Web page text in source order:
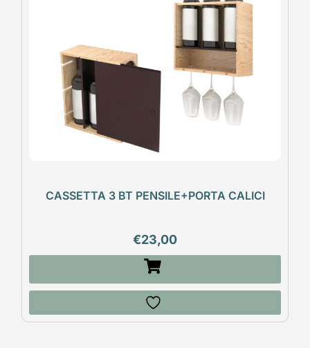
CASSETTA 3 BT PENSILE+PORTA CALICI
€23,00